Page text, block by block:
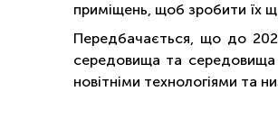
приміщень, щоб зробити їх
Передбачається, що до
середовища та середовища
новітніми технологіями та